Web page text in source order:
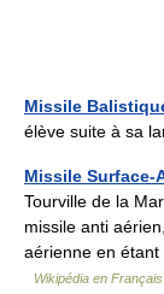
Missile
élève suite à sa
Missile Surface-
Tourville de la
missile anti
aérienne en
Wikipédia en Français